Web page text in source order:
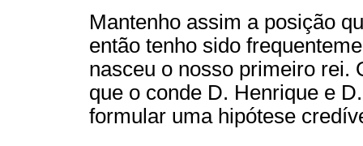
Mantenho assim a posição
então tenho sido
nasceu o nosso primeiro rei.
que o conde D. Henrique e
formular uma hipótese